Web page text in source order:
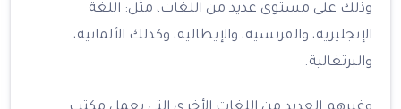
وذلك على مستوى عديد من اللغات، مثل: اللغة
الإنجليزية، والفرنسية، والإيطالية، وكذلك الألمانية،
والبرتغالية.